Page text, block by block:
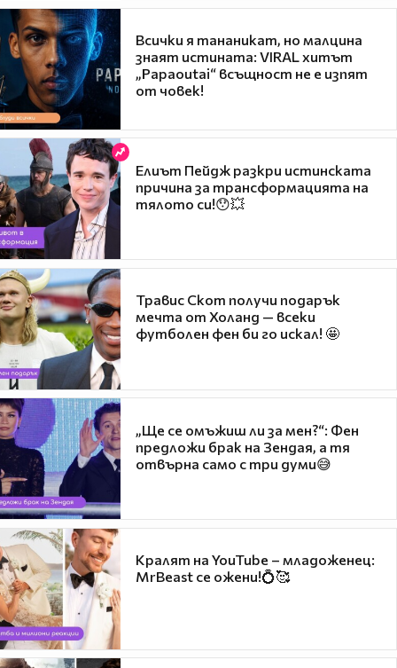
Всички я тананикат, но малцина
знаят истината: VIRAL хитът
„Papaoutai“ всъщност не е изпят
от човек!
Елиът Пейдж разкри истинската
причина за трансформацията на
тялото си!😯💥
Травис Скот получи подарък
мечта от Холанд — всеки
футболен фен би го искал! 🤩
„Ще се омъжиш ли за мен?“: Фен
предложи брак на Зендая, а тя
отвърна само с три думи😅
Кралят на YouTube – младоженец:
MrBeast се ожени!💍🥰